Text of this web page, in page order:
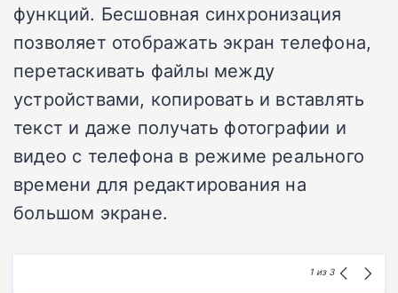
функций. Бесшовная синхронизация
позволяет отображать экран телефона,
перетаскивать файлы между
устройствами, копировать и вставлять
текст и даже получать фотографии и
видео с телефона в режиме реального
времени для редактирования на
большом экране.
1 из 3